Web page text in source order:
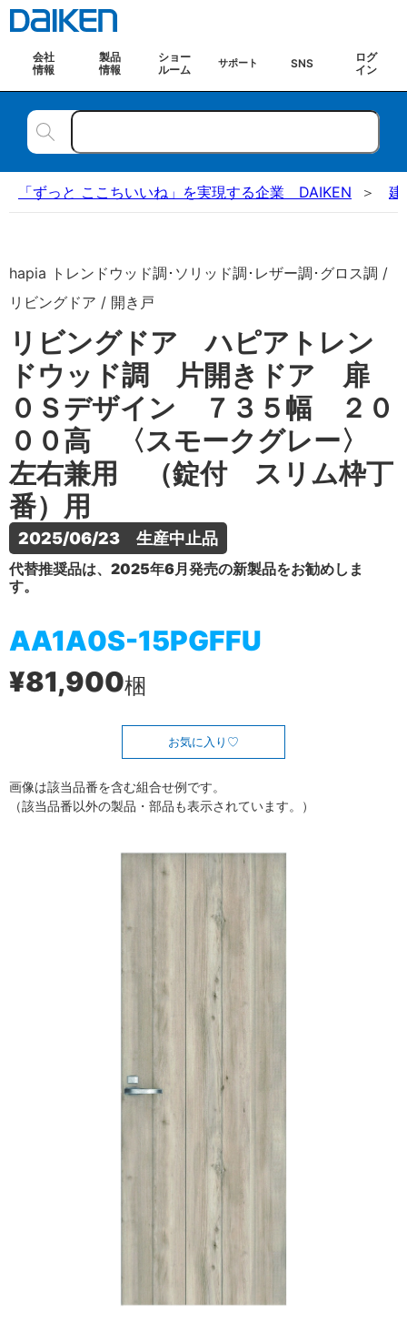
会社
情報
製品
情報
ショー
ルーム
サポート SNS
ログ
イン
「ずっと ここちいいね」を実現する企業 DAIKEN 建
hapia トレンドウッド調･ソリッド調･レザー調･グロス調 /
リビングドア / 開き戸
リビングドア ハピアトレン
ドウッド調 片開きドア 扉
０Ｓデザイン ７３５幅 ２０
００高 〈スモークグレー〉
左右兼用 （錠付 スリム枠丁
番）用
2025/06/23　生産中止品
代替推奨品は、2025年6月発売の新製品をお勧めしま
す。
AA1A0S-15PGFFU
¥81,900梱
お気に入り
画像は該当品番を含む組合せ例です。
（該当品番以外の製品・部品も表示されています。）